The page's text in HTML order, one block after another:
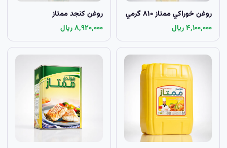
روغن خوراکي ممتاز ۸۱۰ گرمي
۴٬۱۰۰٬۰۰۰ ریال
روغن کنجد ممتاز
۸٬۹۲۰٬۰۰۰ ریال